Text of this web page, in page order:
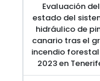
Evaluación del
estado del
hidráulico de
canario tras el
incendio
2023 en